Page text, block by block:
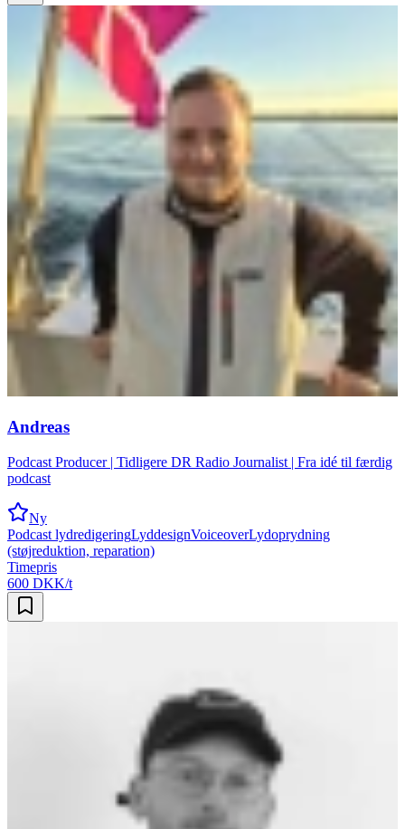
Andreas
Podcast Producer | Tidligere DR Radio Journalist | Fra idé til færdig
podcast
Ny
Podcast lydredigeringLyddesignVoiceoverLydoprydning
(støjreduktion, reparation)
Timepris
600 DKK/t